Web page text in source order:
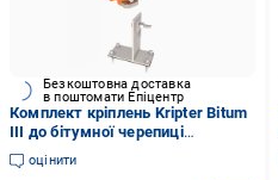
Безкоштовна доставка
в поштомати Епіцентр
Комплект кріплень Kripter Bitum
III до бітумної черепиці
(3007091344)
оцінити